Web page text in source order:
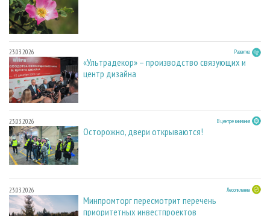
23.03.2026 Развитие
«Ультрадекор» – производство связующих и
центр дизайна
23.03.2026 В центре внимания
Осторожно, двери открываются!
23.03.2026 Лесопиление
Минпромторг пересмотрит перечень
приоритетных инвестпроектов